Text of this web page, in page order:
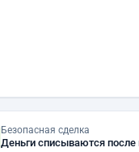
Безопасная сделка
Деньги списываются после